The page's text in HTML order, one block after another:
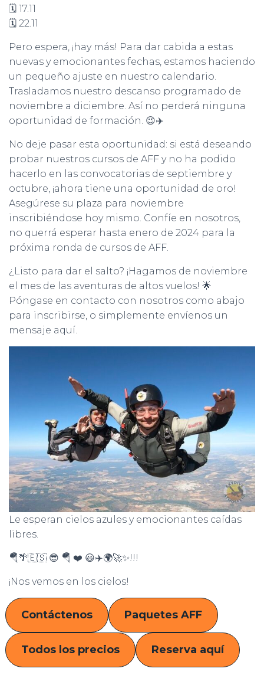
🗓️ 17.11
🗓️ 22.11
Pero espera, ¡hay más! Para dar cabida a estas
nuevas y emocionantes fechas, estamos haciendo
un pequeño ajuste en nuestro calendario.
Trasladamos nuestro descanso programado de
noviembre a diciembre. Así no perderá ninguna
oportunidad de formación. 😉✈️
No deje pasar esta oportunidad: si está deseando
probar nuestros cursos de AFF y no ha podido
hacerlo en las convocatorias de septiembre y
octubre, ¡ahora tiene una oportunidad de oro!
Asegúrese su plaza para noviembre
inscribiéndose hoy mismo. Confíe en nosotros,
no querrá esperar hasta enero de 2024 para la
próxima ronda de cursos de AFF.
¿Listo para dar el salto? ¡Hagamos de noviembre
el mes de las aventuras de altos vuelos! 🌟
Póngase en contacto con nosotros como abajo
para inscribirse, o simplemente envíenos un
mensaje aquí.
Le esperan cielos azules y emocionantes caídas
libres.
🪂🌴🇪🇸 😎 🪂 ❤️ 😃✈️🌍🚀✨!!!
¡Nos vemos en los cielos!
Contáctenos Paquetes AFF
Todos los precios Reserva aquí